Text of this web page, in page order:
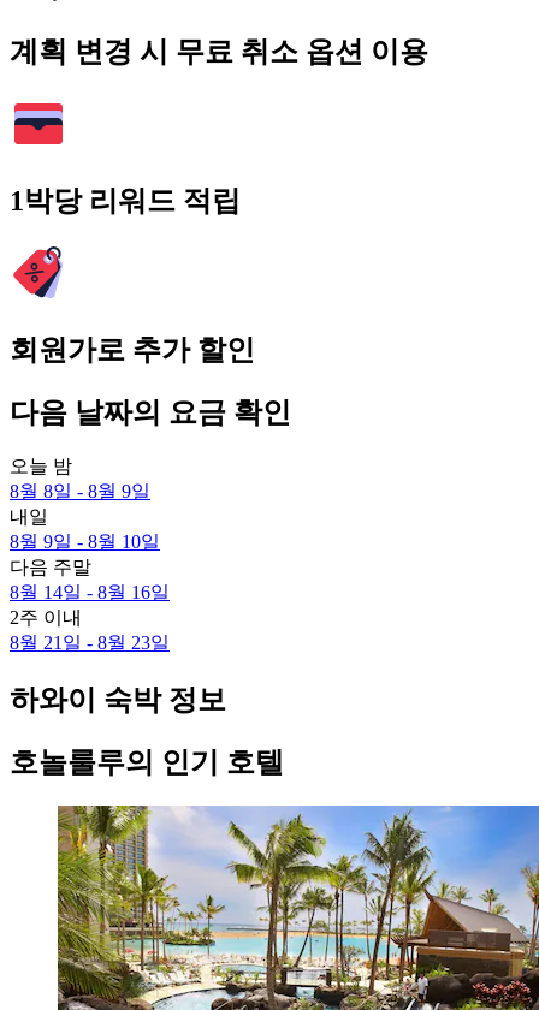
계획 변경 시 무료 취소 옵션 이용
1박당 리워드 적립
회원가로 추가 할인
다음 날짜의 요금 확인
오늘 밤
8월 8일 - 8월 9일
내일
8월 9일 - 8월 10일
다음 주말
8월 14일 - 8월 16일
2주 이내
8월 21일 - 8월 23일
하와이 숙박 정보
호놀룰루의 인기 호텔